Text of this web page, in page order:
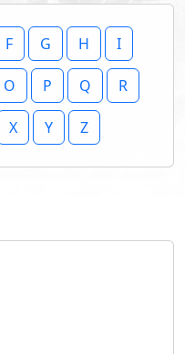
F G H I
O P Q R
X Y Z